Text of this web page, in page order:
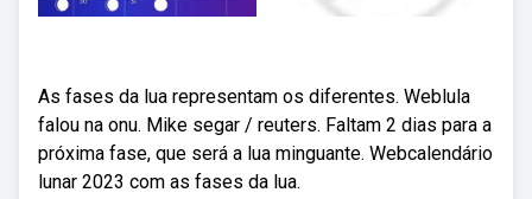
As fases da lua representam os diferentes. Weblula
falou na onu. Mike segar / reuters. Faltam 2 dias para a
próxima fase, que será a lua minguante. Webcalendário
lunar 2023 com as fases da lua.